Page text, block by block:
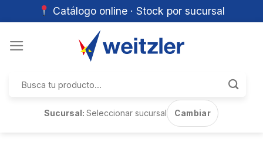
Catálogo online · Stock por sucursal
por:
Sucursal:Seleccionar sucursal Cambiar